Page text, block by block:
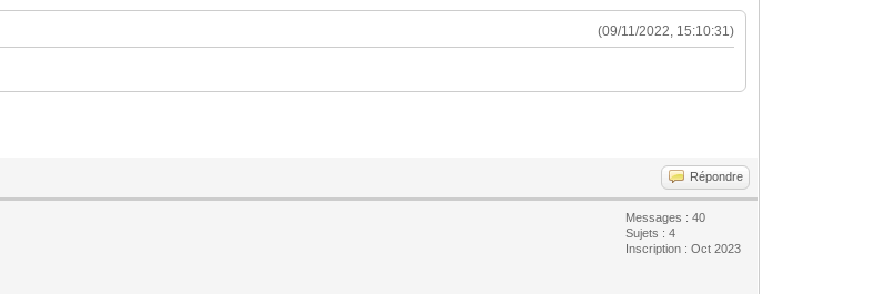
(09/11/2022, 15:10:31)
Répondre
Messages : 40
Sujets : 4
Inscription : Oct 2023